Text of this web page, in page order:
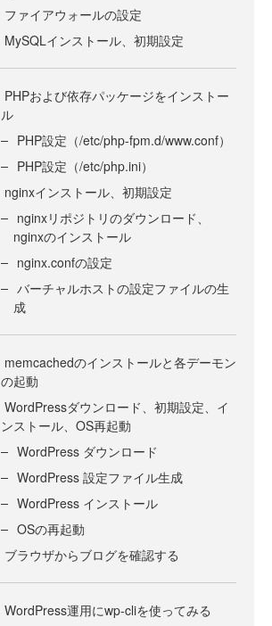
ファイアウォールの設定
MySQLインストール、初期設定
PHPおよび依存パッケージをインストー
ル
PHP設定（/etc/php-fpm.d/www.conf）
PHP設定（/etc/php.ini）
nginxインストール、初期設定
nginxリポジトリのダウンロード、
nginxのインストール
nginx.confの設定
バーチャルホストの設定ファイルの生
成
memcachedのインストールと各デーモン
の起動
WordPressダウンロード、初期設定、イ
ンストール、OS再起動
WordPress ダウンロード
WordPress 設定ファイル生成
WordPress インストール
OSの再起動
ブラウザからブログを確認する
WordPress運用にwp-cliを使ってみる